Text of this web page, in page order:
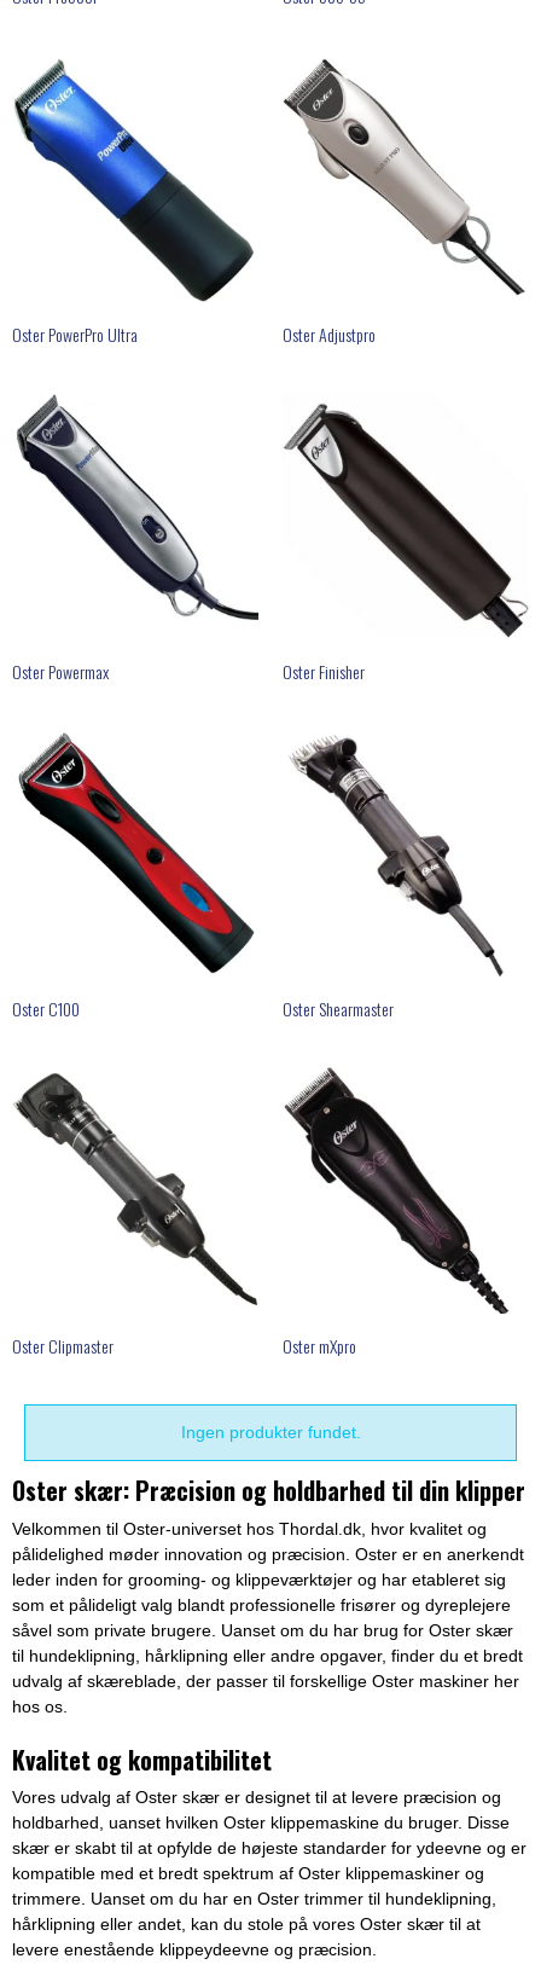
Oster PowerPro Ultra Oster Adjustpro
Oster Powermax Oster Finisher
Oster C100 Oster Shearmaster
Oster Clipmaster Oster mXpro
Ingen produkter fundet.
Oster skær: Præcision og holdbarhed til din klipper
Velkommen til Oster-universet hos Thordal.dk, hvor kvalitet og
pålidelighed møder innovation og præcision. Oster er en anerkendt
leder inden for grooming- og klippeværktøjer og har etableret sig
som et pålideligt valg blandt professionelle frisører og dyreplejere
såvel som private brugere. Uanset om du har brug for Oster skær
til hundeklipning, hårklipning eller andre opgaver, finder du et bredt
udvalg af skæreblade, der passer til forskellige Oster maskiner her
hos os.
Kvalitet og kompatibilitet
Vores udvalg af Oster skær er designet til at levere præcision og
holdbarhed, uanset hvilken Oster klippemaskine du bruger. Disse
skær er skabt til at opfylde de højeste standarder for ydeevne og er
kompatible med et bredt spektrum af Oster klippemaskiner og
trimmere. Uanset om du har en Oster trimmer til hundeklipning,
hårklipning eller andet, kan du stole på vores Oster skær til at
levere enestående klippeydeevne og præcision.